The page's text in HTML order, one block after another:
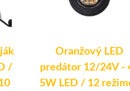
/
Oranžový LED
predátor 12/24V -
5W LED / 12